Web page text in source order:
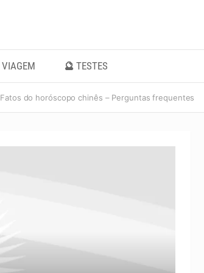
VIAGEM 🔮 TESTES
Fatos do horóscopo chinês – Perguntas frequentes